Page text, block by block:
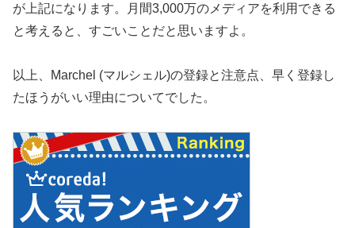
が上記になります。月間3,000万のメディアを利用できる
と考えると、すごいことだと思いますよ。
以上、Marchel (マルシェル)の登録と注意点、早く登録し
たほうがいい理由についてでした。